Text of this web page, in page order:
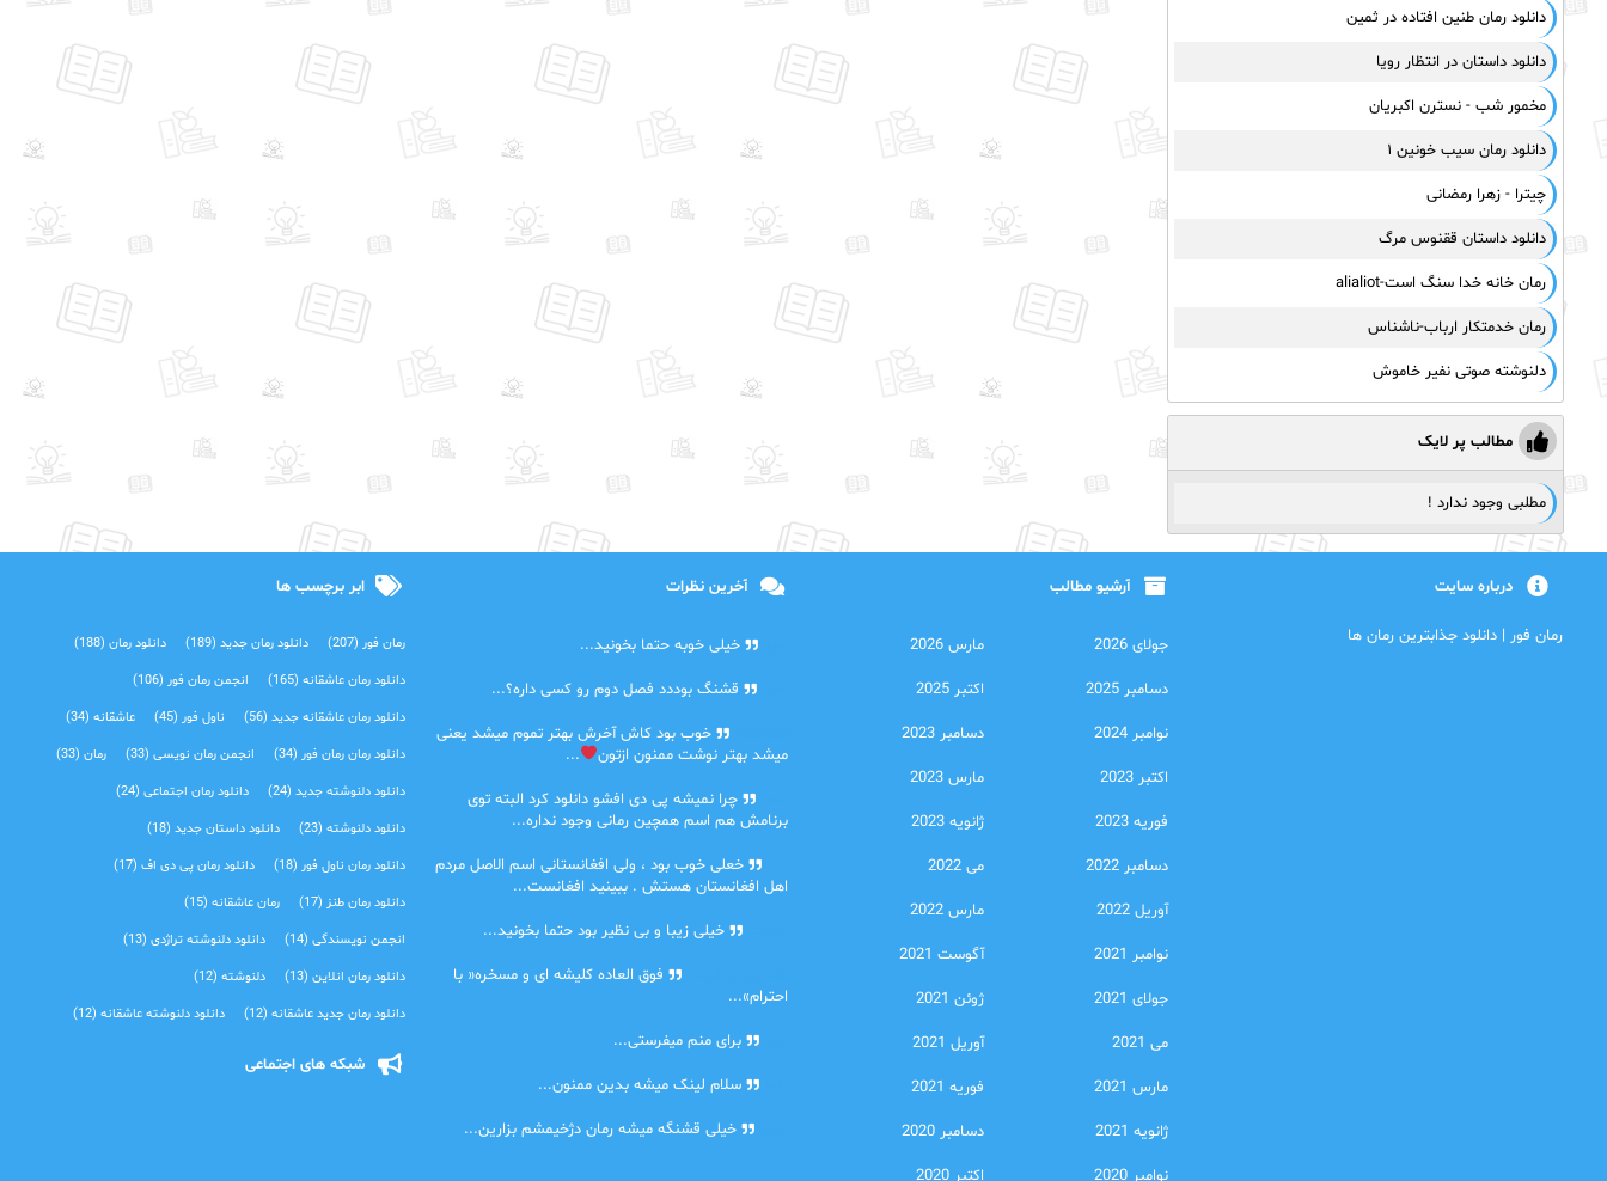
دانلود رمان طنین افتاده در ثمین
دانلود داستان در انتظار رویا
مخمور شب - نسترن اکبریان
دانلود رمان سیب خونین ۱
چیترا - زهرا رمضانی
دانلود داستان ققنوس مرگ
رمان خانه خدا سنگ است-alialiot
رمان خدمتکار ارباب-ناشناس
دلنوشته صوتی نفیر خاموش
مطالب پر لایک
مطلبی وجود ندارد !
درباره سایت
رمان فور | دانلود جذابترین رمان ها
آرشیو مطالب
جولای 2026 مارس 2026
دسامبر 2025 اکتبر 2025
نوامبر 2024 دسامبر 2023
اکتبر 2023 مارس 2023
فوریه 2023 ژانویه 2023
دسامبر 2022 می 2022
آوریل 2022 مارس 2022
نوامبر 2021 آگوست 2021
جولای 2021 ژوئن 2021
می 2021 آوریل 2021
مارس 2021 فوریه 2021
ژانویه 2021 دسامبر 2020
نوامبر 2020 اکتبر 2020
آخرین نظرات
خیلی خوبه حتما بخونید...
قشنگ بوددد فصل دوم رو کسی داره؟...
خوب بود کاش آخرش بهتر تموم میشد یعنی
میشد بهتر نوشت ممنون ازتون
...
چرا نمیشه پی دی افشو دانلود کرد البته توی
برنامش هم اسم همچین رمانی وجود نداره...
خعلی خوب بود ، ولی افغانستانی اسم الاصل مردم
اهل افغانستان هستش . ببینید افغانست...
خیلی زیبا و بی نظیر بود حتما بخونید...
فوق العاده کلیشه ای و مسخره« با
احترام»...
برای منم میفرستی...
سلام لینک میشه بدین ممنون...
خیلی قشنگه میشه رمان دژخیمشم بزارین...
ابر برچسب ها
رمان فور (207) دانلود رمان جدید (189) دانلود رمان (188)
دانلود رمان عاشقانه (165) انجمن رمان فور (106)
دانلود رمان عاشقانه جدید (56) ناول فور (45) عاشقانه (34)
دانلود رمان رمان فور (34) انجمن رمان نویسی (33) رمان (33)
دانلود دلنوشته جدید (24) دانلود رمان اجتماعی‌ (24)
دانلود دلنوشته (23) دانلود داستان جدید (18)
دانلود رمان ناول فور (18) دانلود رمان پی دی اف (17)
دانلود رمان طنز (17) رمان عاشقانه (15)
انجمن نویسندگی (14) دانلود دلنوشته تراژدی‌ (13)
دانلود رمان انلاین (13) دلنوشته (12)
دانلود رمان جدید عاشقانه (12) دانلود دلنوشته عاشقانه (12)
شبکه های اجتماعی